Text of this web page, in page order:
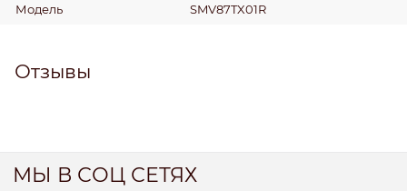
Модель SMV87TX01R
Отзывы
МЫ В СОЦ СЕТЯХ